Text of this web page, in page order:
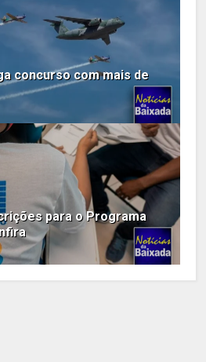
concurso com mais de
para o Programa